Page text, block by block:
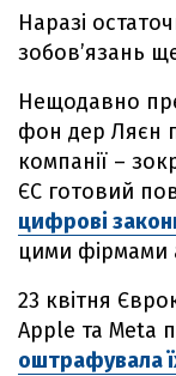
Наразі
зобов’язань
Нещодавно
фон дер Ляєн
компанії –
ЄС готовий
цифрові
цими фірмами
23 квітня
Apple та Meta
оштрафувала